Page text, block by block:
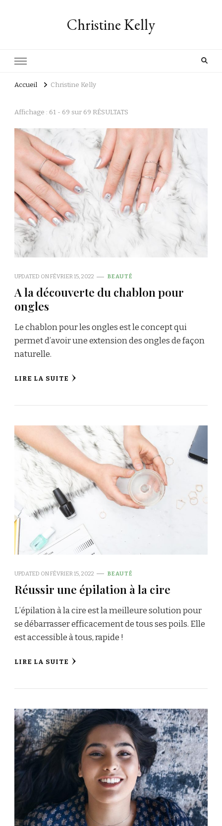
Christine Kelly
Accueil Christine Kelly
Affichage : 61 - 69 sur 69 RÉSULTATS
UPDATED ONFÉVRIER 15, 2022 BEAUTÉ
A la découverte du chablon pour
ongles
Le chablon pour les ongles est le concept qui
permet d’avoir une extension des ongles de façon
naturelle.
LIRE LA SUITE
UPDATED ONFÉVRIER 15, 2022 BEAUTÉ
Réussir une épilation à la cire
L’épilation à la cire est la meilleure solution pour
se débarrasser efficacement de tous ses poils. Elle
est accessible à tous, rapide !
LIRE LA SUITE